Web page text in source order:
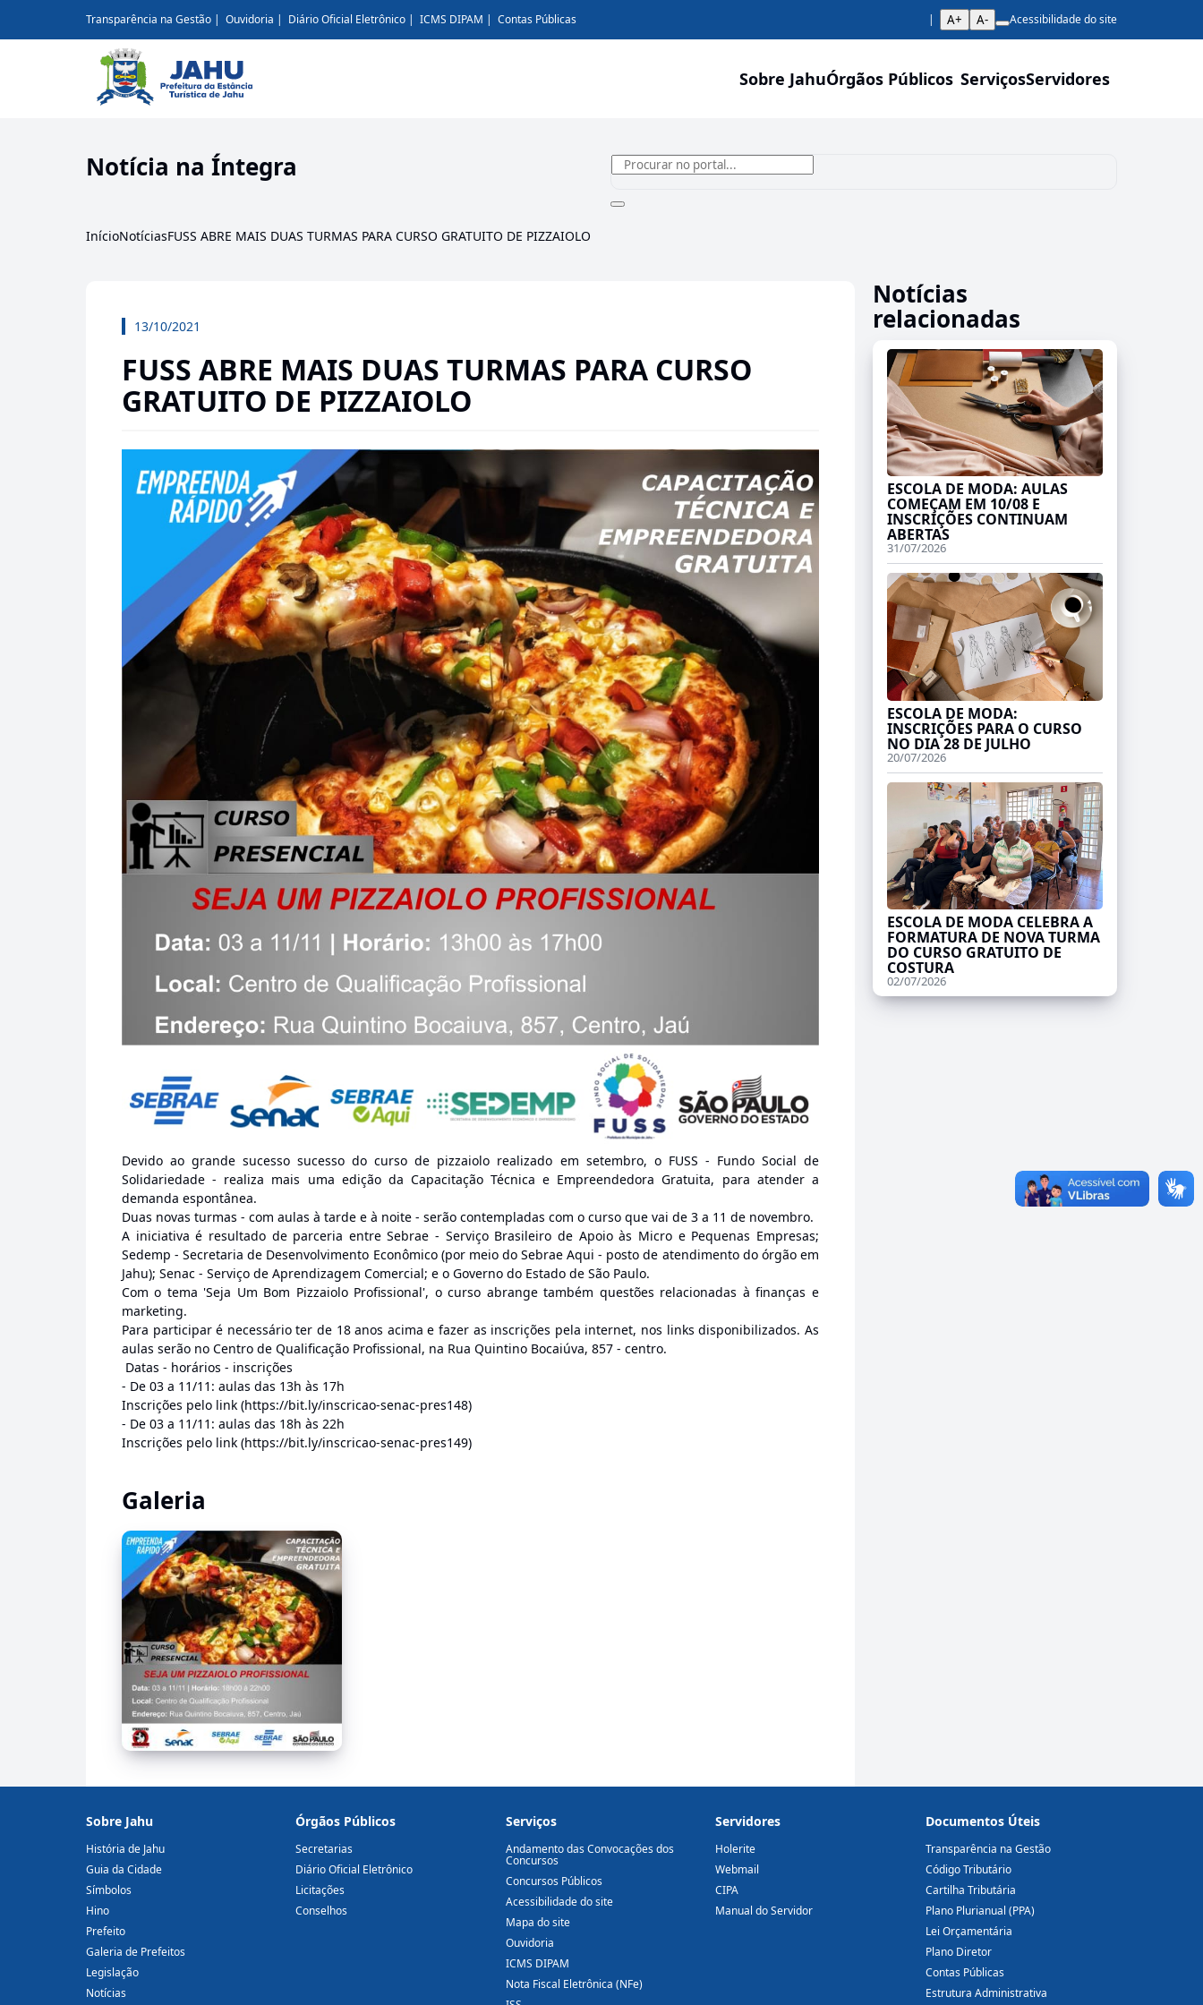
Transparência na Gestão Ouvidoria Diário Oficial Eletrônico ICMS DIPAM Contas Públicas A+ A- Acessibilidade do site
Sobre JahuÓrgãos Públicos ServiçosServidores
Notícia na Íntegra
InícioNotíciasFUSS ABRE MAIS DUAS TURMAS PARA CURSO GRATUITO DE PIZZAIOLO
13/10/2021
FUSS ABRE MAIS DUAS TURMAS PARA CURSO
GRATUITO DE PIZZAIOLO
Devido ao grande sucesso sucesso do curso de pizzaiolo realizado em setembro, o FUSS - Fundo Social de
Solidariedade - realiza mais uma edição da Capacitação Técnica e Empreendedora Gratuita, para atender a
demanda espontânea.
Duas novas turmas - com aulas à tarde e à noite - serão contempladas com o curso que vai de 3 a 11 de novembro.
A iniciativa é resultado de parceria entre Sebrae - Serviço Brasileiro de Apoio às Micro e Pequenas Empresas;
Sedemp - Secretaria de Desenvolvimento Econômico (por meio do Sebrae Aqui - posto de atendimento do órgão em
Jahu); Senac - Serviço de Aprendizagem Comercial; e o Governo do Estado de São Paulo.
Com o tema 'Seja Um Bom Pizzaiolo Profissional', o curso abrange também questões relacionadas à finanças e
marketing.
Para participar é necessário ter de 18 anos acima e fazer as inscrições pela internet, nos links disponibilizados. As
aulas serão no Centro de Qualificação Profissional, na Rua Quintino Bocaiúva, 857 - centro.
Datas - horários - inscrições
- De 03 a 11/11: aulas das 13h às 17h
Inscrições pelo link (https://bit.ly/inscricao-senac-pres148)
- De 03 a 11/11: aulas das 18h às 22h
Inscrições pelo link (https://bit.ly/inscricao-senac-pres149)
Galeria
Notícias
relacionadas
ESCOLA DE MODA: AULAS
COMEÇAM EM 10/08 E
INSCRIÇÕES CONTINUAM
ABERTAS
31/07/2026
ESCOLA DE MODA:
INSCRIÇÕES PARA O CURSO
NO DIA 28 DE JULHO
20/07/2026
ESCOLA DE MODA CELEBRA A
FORMATURA DE NOVA TURMA
DO CURSO GRATUITO DE
COSTURA
02/07/2026
Sobre Jahu
História de Jahu
Guia da Cidade
Símbolos
Hino
Prefeito
Galeria de Prefeitos
Legislação
Notícias
Órgãos Públicos
Secretarias
Diário Oficial Eletrônico
Licitações
Conselhos
Serviços
Andamento das Convocações dos
Concursos
Concursos Públicos
Acessibilidade do site
Mapa do site
Ouvidoria
ICMS DIPAM
Nota Fiscal Eletrônica (NFe)
Servidores
Holerite
Webmail
CIPA
Manual do Servidor
Documentos Úteis
Transparência na Gestão
Código Tributário
Cartilha Tributária
Plano Plurianual (PPA)
Lei Orçamentária
Plano Diretor
Contas Públicas
Estrutura Administrativa